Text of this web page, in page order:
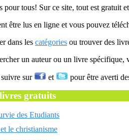
tous! Sur ce site, tout est gratuit
être lus en ligne et vous pouvez
dans les catégories ou trouver des
un auteur ou un livre
sur et pour être averti
gratuits
des Etudiants
le christianisme